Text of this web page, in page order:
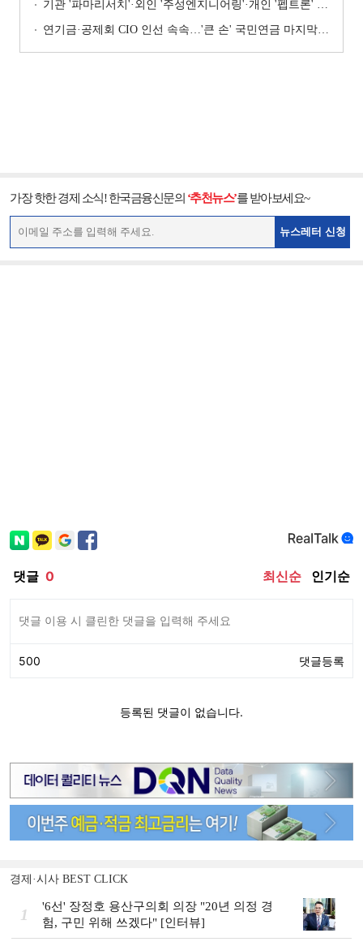
기관 '파마리서치'·외인 '주성엔지니어링'·개인 '펩트론' 1위 [주간 코스닥 순매수- 2026년 7월27일~7월31일]
연기금·공제회 CIO 인선 속속…'큰 손' 국민연금 마지막 타자
가장 핫한 경제 소식! 한국금융신문의 ‘추천뉴스’를 받아보세요~
뉴스레터 신청
경제·시사 BEST CLICK
1
'6선' 장정호 용산구의회 의장 "20년 의정 경
험, 구민 위해 쓰겠다" [인터뷰]